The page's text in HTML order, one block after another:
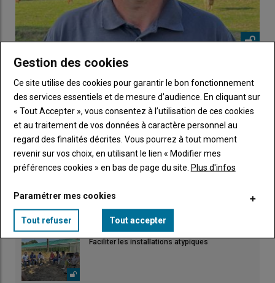
MHE : une lutte collective à prévoir
Vendredi dernier, un foyer de maladie hémorragique
épizootique (MHE) a été identifié dans un élevage de…
LES PLUS LUS
Faciliter les installations atypiques
Gestion des cookies
Ce site utilise des cookies pour garantir le bon fonctionnement
des services essentiels et de mesure d’audience. En cliquant sur
« Tout Accepter », vous consentez à l’utilisation de ces cookies
et au traitement de vos données à caractère personnel au
regard des finalités décrites. Vous pourrez à tout moment
revenir sur vos choix, en utilisant le lien « Modifier mes
préférences cookies » en bas de page du site. Plus d'infos
Paramétrer mes cookies
Tout refuser Tout accepter